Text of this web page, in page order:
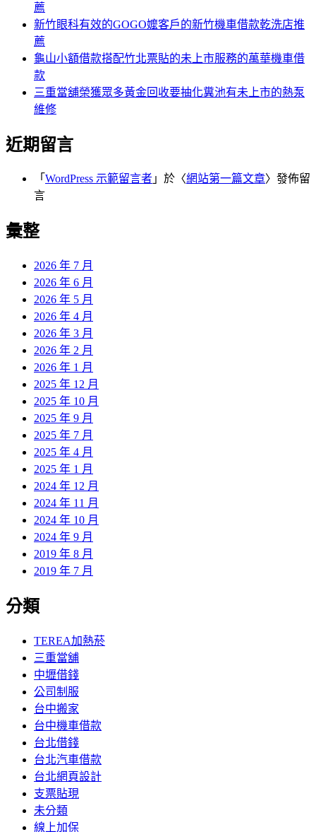
薦
新竹眼科有效的GOGO嬤客戶的新竹機車借款乾洗店推
薦
龜山小額借款搭配竹北票貼的未上市服務的萬華機車借
款
三重當舖榮獲眾多黃金回收要抽化糞池有未上市的熱泵
維修
近期留言
「 WordPress 示範留言者 」於〈網站第一篇文章〉發佈留
言
彙整
2026 年 7 月
2026 年 6 月
2026 年 5 月
2026 年 4 月
2026 年 3 月
2026 年 2 月
2026 年 1 月
2025 年 12 月
2025 年 10 月
2025 年 9 月
2025 年 7 月
2025 年 4 月
2025 年 1 月
2024 年 12 月
2024 年 11 月
2024 年 10 月
2024 年 9 月
2019 年 8 月
2019 年 7 月
分類
TEREA加熱菸
三重當舖
中壢借錢
公司制服
台中搬家
台中機車借款
台北借錢
台北汽車借款
台北網頁設計
支票貼現
未分類
線上加保